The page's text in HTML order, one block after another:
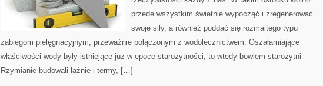
przede wszystkim świetnie wypocząć i zregenerować
swoje siły, a również poddać się rozmaitego typu
zabiegom pielęgnacyjnym, przeważnie połączonym z wodolecznictwem. Oszałamiające
właściwości wody były istniejące już w epoce starożytności, to wtedy bowiem starożytni
Rzymianie budowali łaźnie i termy, […]